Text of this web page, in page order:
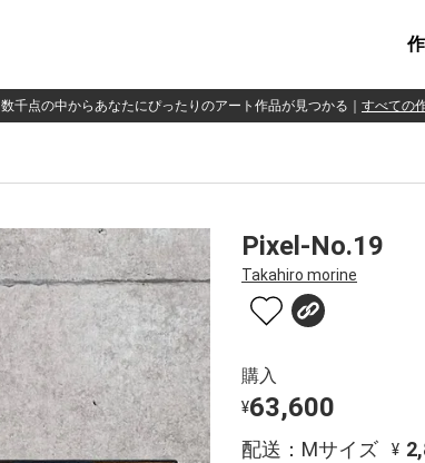
数千点の中からあなたにぴったりのアート作品が見つかる すべての
Pixel-No.19
Takahiro morine
購入
¥63,600
配送：Mサイズ ¥